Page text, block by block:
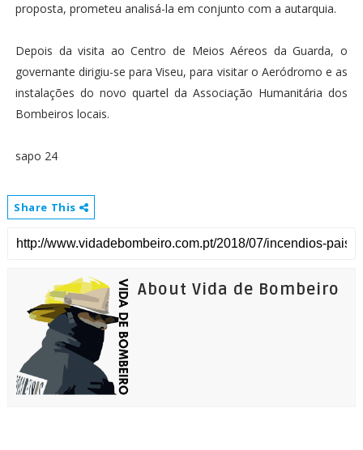
proposta, prometeu analisá-la em conjunto com a autarquia.
Depois da visita ao Centro de Meios Aéreos da Guarda, o
governante dirigiu-se para Viseu, para visitar o Aeródromo e as
instalações do novo quartel da Associação Humanitária dos
Bombeiros locais.
sapo 24
Share This
About Vida de Bombeiro